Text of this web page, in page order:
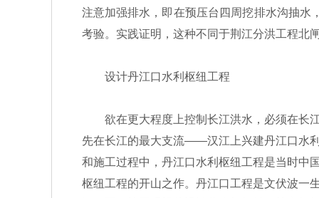
注意加强排水，即在预压台四周挖排水沟抽
考验。实践证明，这种不同于荆江分洪工程北
设计丹江口水利枢纽工程
欲在更大程度上控制长江洪水，必须在长江
先在长江的最大支流——汉江上兴建丹江口水
和施工过程中，丹江口水利枢纽工程是当时中
枢纽工程的开山之作。丹江口工程是文伏波一